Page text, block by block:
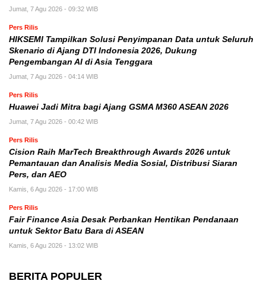
Jumat, 7 Agu 2026 - 09:32 WIB
Pers Rilis
HIKSEMI Tampilkan Solusi Penyimpanan Data untuk Seluruh
Skenario di Ajang DTI Indonesia 2026, Dukung
Pengembangan AI di Asia Tenggara
Jumat, 7 Agu 2026 - 04:14 WIB
Pers Rilis
Huawei Jadi Mitra bagi Ajang GSMA M360 ASEAN 2026
Jumat, 7 Agu 2026 - 00:42 WIB
Pers Rilis
Cision Raih MarTech Breakthrough Awards 2026 untuk
Pemantauan dan Analisis Media Sosial, Distribusi Siaran
Pers, dan AEO
Kamis, 6 Agu 2026 - 17:00 WIB
Pers Rilis
Fair Finance Asia Desak Perbankan Hentikan Pendanaan
untuk Sektor Batu Bara di ASEAN
Kamis, 6 Agu 2026 - 13:02 WIB
BERITA POPULER